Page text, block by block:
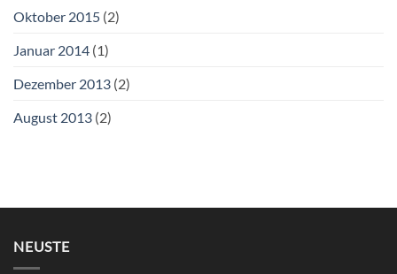
Oktober 2015 (2)
Januar 2014 (1)
Dezember 2013 (2)
August 2013 (2)
NEUSTE